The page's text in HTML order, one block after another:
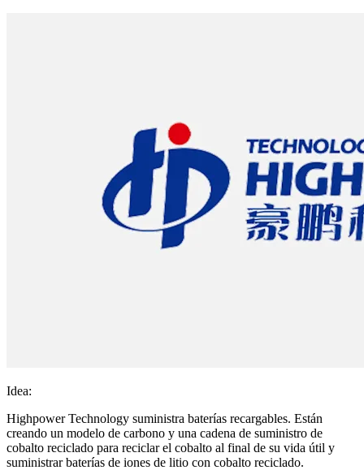
Idea:
Highpower Technology suministra baterías recargables. Están
creando un modelo de carbono y una cadena de suministro de
cobalto reciclado para reciclar el cobalto al final de su vida útil y
suministrar baterías de iones de litio con cobalto reciclado.